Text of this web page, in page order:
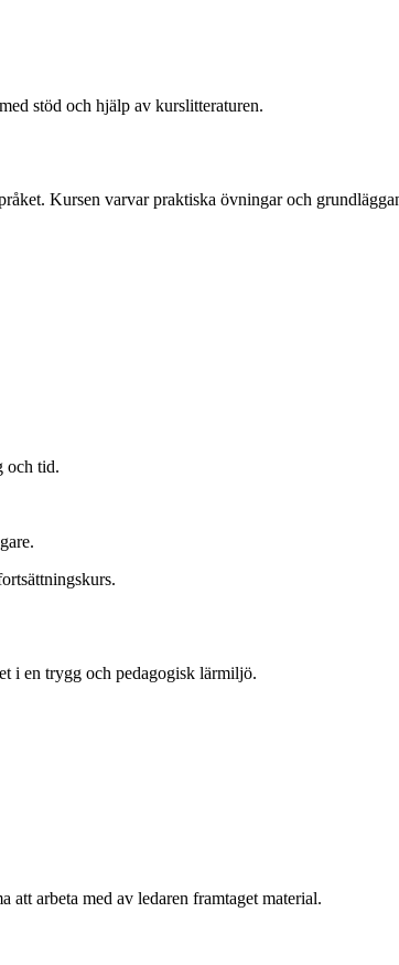
stöd och hjälp av kurslitteraturen.
Kursen varvar praktiska övningar och
och tid.
i en trygg och pedagogisk lärmiljö.
arbeta med av ledaren framtaget material.